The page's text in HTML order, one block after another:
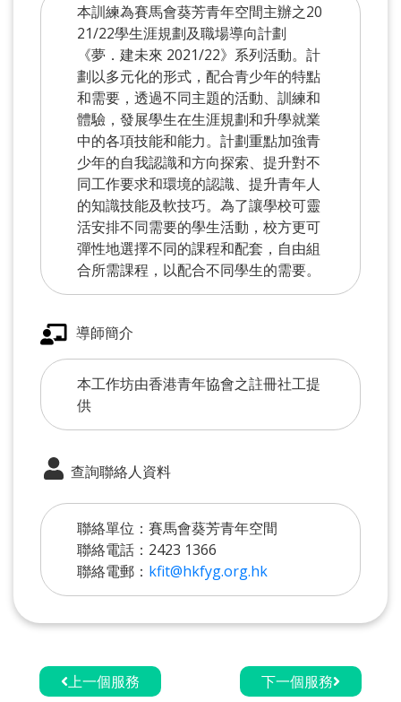
本訓練為賽馬會葵芳青年空間主辦之20
21/22學生涯規劃及職場導向計劃
《夢．建未來 2021/22》系列活動。計
劃以多元化的形式，配合青少年的特點
和需要，透過不同主題的活動、訓練和
體驗，發展學生在生涯規劃和升學就業
中的各項技能和能力。計劃重點加強青
少年的自我認識和方向探索、提升對不
同工作要求和環境的認識、提升青年人
的知識技能及軟技巧。為了讓學校可靈
活安排不同需要的學生活動，校方更可
彈性地選擇不同的課程和配套，自由組
合所需課程，以配合不同學生的需要。
導師簡介
本工作坊由香港青年協會之註冊社工提
供
查詢聯絡人資料
聯絡單位：賽馬會葵芳青年空間
聯絡電話：2423 1366
聯絡電郵： kfit@hkfyg.org.hk
上一個服務 下一個服務